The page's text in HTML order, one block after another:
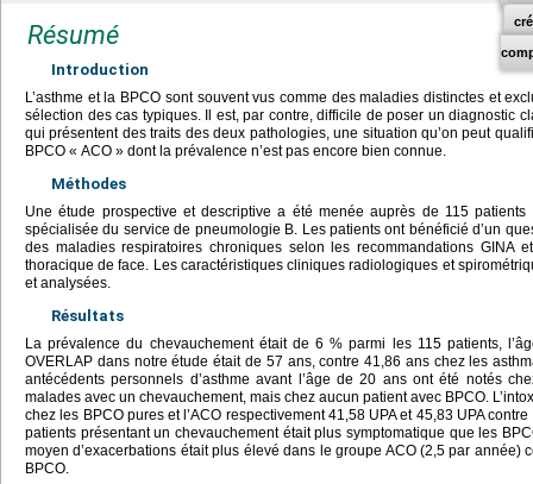
Résumé
Introduction
L’asthme et la BPCO sont souvent vus comme des maladies distinctes et
sélection des cas typiques. Il est, par contre, difficile de poser un diagnostic
qui présentent des traits des deux pathologies, une situation qu’on peut
BPCO « ACO » dont la prévalence n’est pas encore bien connue.
Méthodes
Une étude prospective et descriptive a été menée auprès de 115
spécialisée du service de pneumologie B. Les patients ont bénéficié d’un
des maladies respiratoires chroniques selon les recommandations GINA
thoracique de face. Les caractéristiques cliniques radiologiques et
et analysées.
Résultats
La prévalence du chevauchement était de 6 % parmi les 115 patients,
OVERLAP dans notre étude était de 57 ans, contre 41,86 ans chez les
antécédents personnels d’asthme avant l’âge de 20 ans ont été notés
malades avec un chevauchement, mais chez aucun patient avec BPCO.
chez les BPCO pures et l’ACO respectivement 41,58 UPA et 45,83 UPA
patients présentant un chevauchement était plus symptomatique que les
moyen d’exacerbations était plus élevé dans le groupe ACO (2,5 par année)
BPCO.